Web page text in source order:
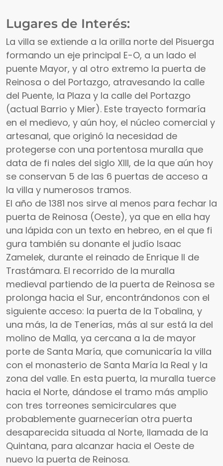
Lugares de Interés:
La villa se extiende a la orilla norte del Pisuerga
formando un eje principal E-O, a un lado el
puente Mayor, y al otro extremo la puerta de
Reinosa o del Portazgo, atravesando la calle
del Puente, la Plaza y la calle del Portazgo
(actual Barrio y Mier). Este trayecto formaría
en el medievo, y aún hoy, el núcleo comercial y
artesanal, que originó la necesidad de
protegerse con una portentosa muralla que
data de fi nales del siglo XIII, de la que aún hoy
se conservan 5 de las 6 puertas de acceso a
la villa y numerosos tramos.
El año de 1381 nos sirve al menos para fechar la
puerta de Reinosa (Oeste), ya que en ella hay
una lápida con un texto en hebreo, en el que fi
gura también su donante el judío Isaac
Zamelek, durante el reinado de Enrique II de
Trastámara. El recorrido de la muralla
medieval partiendo de la puerta de Reinosa se
prolonga hacia el Sur, encontrándonos con el
siguiente acceso: la puerta de la Tobalina, y
una más, la de Tenerías, más al sur está la del
molino de Malla, ya cercana a la de mayor
porte de Santa María, que comunicaría la villa
con el monasterio de Santa María la Real y la
zona del valle. En esta puerta, la muralla tuerce
hacia el Norte, dándose el tramo más amplio
con tres torreones semicirculares que
probablemente guarnecerían otra puerta
desaparecida situada al Norte, llamada de la
Quintana, para alcanzar hacia el Oeste de
nuevo la puerta de Reinosa.